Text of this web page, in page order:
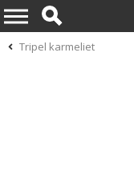
Tripel karmeliet